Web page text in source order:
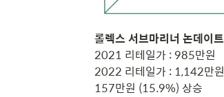
2021 리테일가 : 985만원
2022 리테일가 : 1,142만원
157만원 (15.9%) 상승